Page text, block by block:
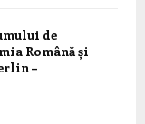
de
Română și
–